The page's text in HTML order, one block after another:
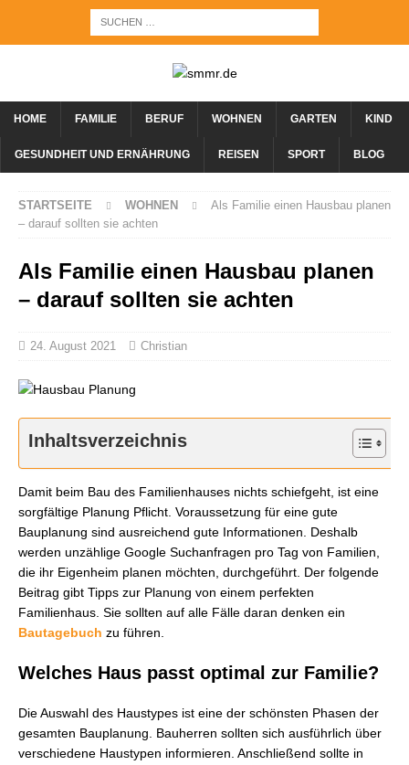
HOME FAMILIE BERUF WOHNEN GARTEN KIND
GESUNDHEIT UND ERNÄHRUNG REISEN SPORT BLOG
STARTSEITE WOHNEN
Als Familie einen Hausbau planen
– darauf sollten sie achten
Als Familie einen Hausbau planen
– darauf sollten sie achten
24. August 2021 Christian
Inhaltsverzeichnis
Damit beim Bau des Familienhauses nichts schiefgeht, ist eine
sorgfältige Planung Pflicht. Voraussetzung für eine gute
Bauplanung sind ausreichend gute Informationen. Deshalb
werden unzählige Google Suchanfragen pro Tag von Familien,
die ihr Eigenheim planen möchten, durchgeführt. Der folgende
Beitrag gibt Tipps zur Planung von einem perfekten
Familienhaus. Sie sollten auf alle Fälle daran denken ein
Bautagebuch zu führen.
Welches Haus passt optimal zur Familie?
Die Auswahl des Haustypes ist eine der schönsten Phasen der
gesamten Bauplanung. Bauherren sollten sich ausführlich über
verschiedene Haustypen informieren. Anschließend sollte in